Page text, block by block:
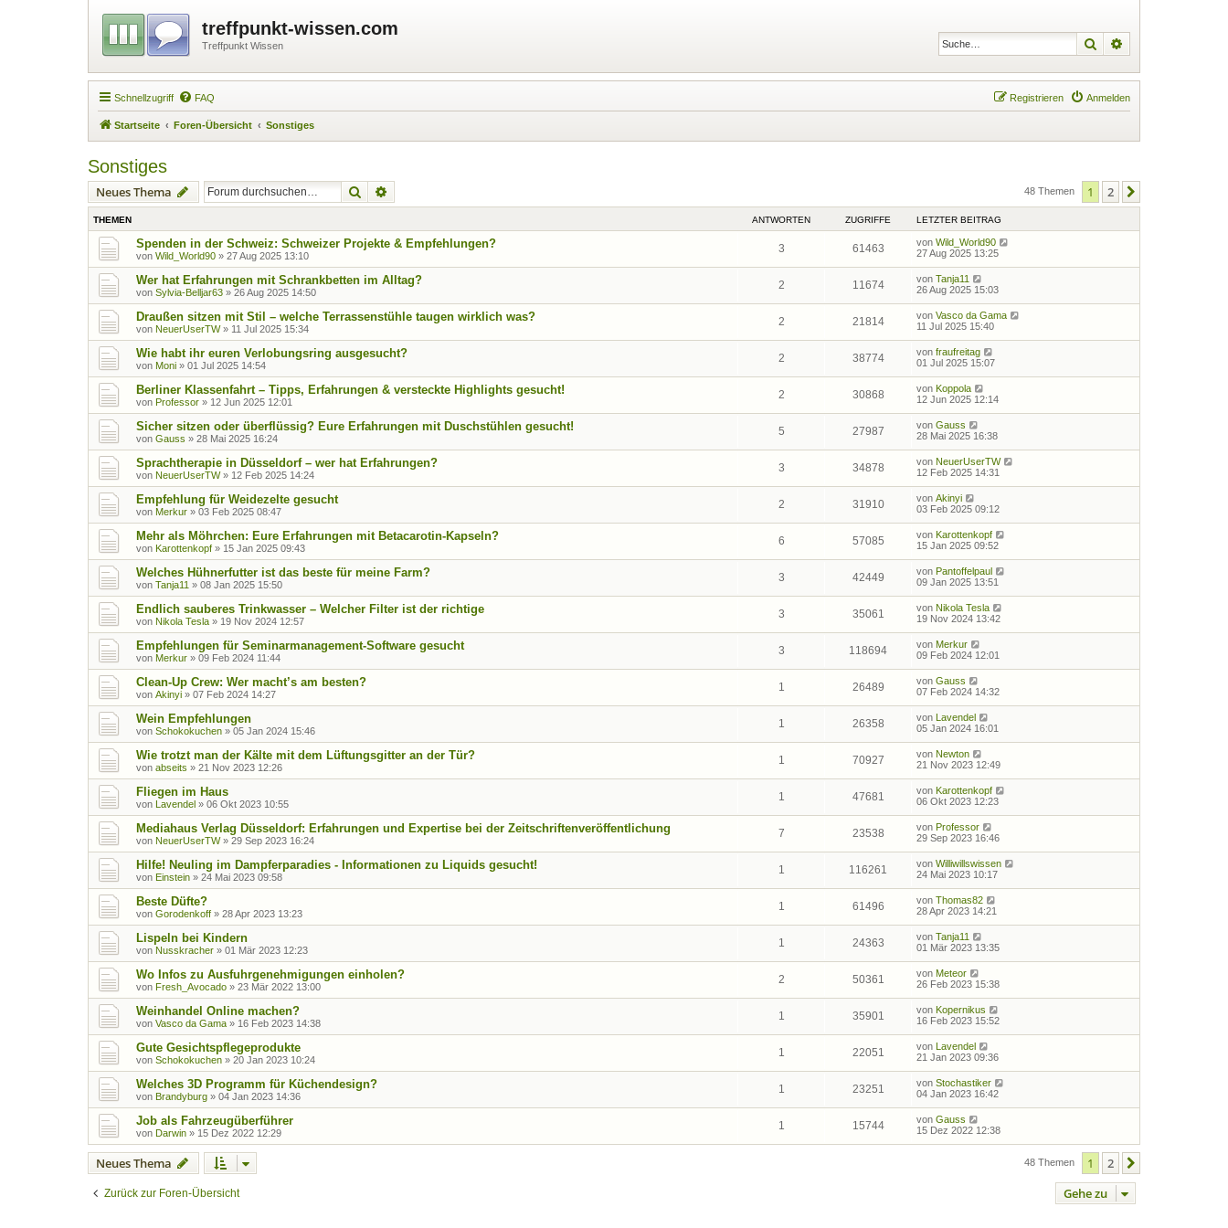
treffpunkt-wissen.com
Treffpunkt Wissen Suche
Schnellzugriff FAQ Anmelden
Registrieren
Startseite Foren-Übersicht Sonstiges
Sonstiges
Neues Thema Suche 48 Themen 1 2
THEMEN ANTWORTEN ZUGRIFFE LETZTER BEITRAG
Spenden in der Schweiz: Schweizer Projekte & Empfehlungen?
von Wild_World90 » 27 Aug 2025 13:10
3 61463 von Wild_World90
27 Aug 2025 13:25
Wer hat Erfahrungen mit Schrankbetten im Alltag?
von Sylvia-Belljar63 » 26 Aug 2025 14:50
2 11674 von Tanja11
26 Aug 2025 15:03
Draußen sitzen mit Stil – welche Terrassenstühle taugen wirklich was?
von NeuerUserTW» 11 Jul 2025 15:34
2 21814 von Vasco da Gama
11 Jul 2025 15:40
Wie habt ihr euren Verlobungsring ausgesucht?
von Moni » 01 Jul 2025 14:54
2 38774 von fraufreitag
01 Jul 2025 15:07
Berliner Klassenfahrt – Tipps, Erfahrungen & versteckte Highlights gesucht!
von Professor » 12 Jun 2025 12:01
2 30868 von Koppola
12 Jun 2025 12:14
Sicher sitzen oder überflüssig? Eure Erfahrungen mit Duschstühlen gesucht!
von Gauss » 28 Mai 2025 16:24
5 27987 von Gauss
28 Mai 2025 16:38
Sprachtherapie in Düsseldorf – wer hat Erfahrungen?
von NeuerUserTW» 12 Feb 2025 14:24
3 34878 von NeuerUserTW
12 Feb 2025 14:31
Empfehlung für Weidezelte gesucht
von Merkur » 03 Feb 2025 08:47
2 31910 von Akinyi
03 Feb 2025 09:12
Mehr als Möhrchen: Eure Erfahrungen mit Betacarotin-Kapseln?
von Karottenkopf » 15 Jan 2025 09:43
6 57085 von Karottenkopf
15 Jan 2025 09:52
Welches Hühnerfutter ist das beste für meine Farm?
von Tanja11 » 08 Jan 2025 15:50
3 42449 von Pantoffelpaul
09 Jan 2025 13:51
Endlich sauberes Trinkwasser – Welcher Filter ist der richtige
von Nikola Tesla » 19 Nov 2024 12:57
3 35061 von Nikola Tesla
19 Nov 2024 13:42
Empfehlungen für Seminarmanagement-Software gesucht
von Merkur » 09 Feb 2024 11:44
3 118694 von Merkur
09 Feb 2024 12:01
Clean-Up Crew: Wer macht’s am besten?
von Akinyi » 07 Feb 2024 14:27
1 26489 von Gauss
07 Feb 2024 14:32
Wein Empfehlungen
von Schokokuchen » 05 Jan 2024 15:46
1 26358 von Lavendel
05 Jan 2024 16:01
Wie trotzt man der Kälte mit dem Lüftungsgitter an der Tür?
von abseits » 21 Nov 2023 12:26
1 70927 von Newton
21 Nov 2023 12:49
Fliegen im Haus
von Lavendel » 06 Okt 2023 10:55
1 47681 von Karottenkopf
06 Okt 2023 12:23
Mediahaus Verlag Düsseldorf: Erfahrungen und Expertise bei der Zeitschriftenveröffentlichung
von NeuerUserTW» 29 Sep 2023 16:24
7 23538 von Professor
29 Sep 2023 16:46
Hilfe! Neuling im Dampferparadies - Informationen zu Liquids gesucht!
von Einstein » 24 Mai 2023 09:58
1 116261 von Williwillswissen
24 Mai 2023 10:17
Beste Düfte?
von Gorodenkoff » 28 Apr 2023 13:23
1 61496 von Thomas82
28 Apr 2023 14:21
Lispeln bei Kindern
von Nusskracher » 01 Mär 2023 12:23
1 24363 von Tanja11
01 Mär 2023 13:35
Wo Infos zu Ausfuhrgenehmigungen einholen?
von Fresh_Avocado » 23 Mär 2022 13:00
2 50361 von Meteor
26 Feb 2023 15:38
Weinhandel Online machen?
von Vasco da Gama » 16 Feb 2023 14:38
1 35901 von Kopernikus
16 Feb 2023 15:52
Gute Gesichtspflegeprodukte
von Schokokuchen » 20 Jan 2023 10:24
1 22051 von Lavendel
21 Jan 2023 09:36
Welches 3D Programm für Küchendesign?
von Brandyburg » 04 Jan 2023 14:36
1 23251 von Stochastiker
04 Jan 2023 16:42
Job als Fahrzeugüberführer
von Darwin » 15 Dez 2022 12:29
1 15744 von Gauss
15 Dez 2022 12:38
Neues Thema 48 Themen 1 2
Zurück zur Foren-Übersicht Gehe zu